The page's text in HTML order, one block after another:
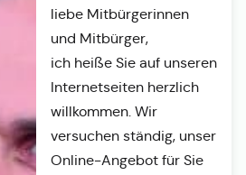
liebe Mitbürgerinnen
und Mitbürger,
ich heiße Sie auf unseren
Internetseiten herzlich
willkommen. Wir
versuchen ständig, unser
Online-Angebot für Sie